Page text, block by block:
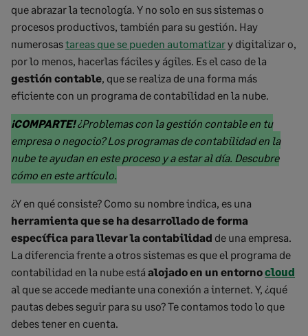
que abrazar la tecnología. Y no solo en sus sistemas o
procesos productivos, también para su gestión. Hay
numerosastareas que se pueden automatizary digitalizar o,
por lo menos, hacerlas fáciles y ágiles. Es el caso de la
gestión contable, que se realiza de una forma más
eficiente con un programa de contabilidad en la nube.
Marked
text
start
¡COMPARTE!¿Problemas con la gestión contable en tu
empresa o negocio? Los programas de contabilidad en la
nube te ayudan en este proceso y a estar al día. Descubre
cómo en este artículo.
end
¿Y en qué consiste? Como su nombre indica, es una
herramienta que se ha desarrollado de forma
específica para llevar la contabilidad de una empresa.
La diferencia frente a otros sistemas es que el programa de
contabilidad en la nube está alojado en un entornocloud
al que se accede mediante una conexión a internet. Y, ¿qué
pautas debes seguir para su uso? Te contamos todo lo que
debes tener en cuenta.